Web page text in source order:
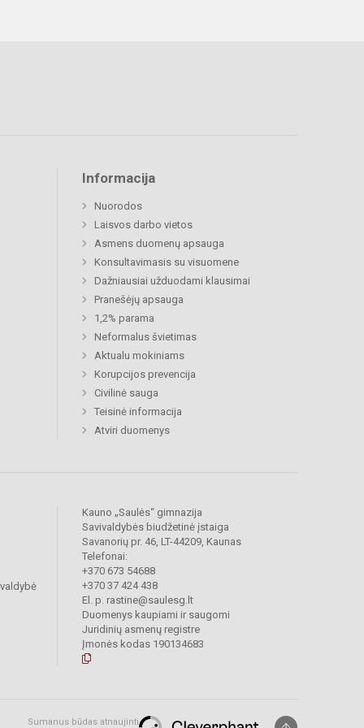
Informacija
Nuorodos
Laisvos darbo vietos
Asmens duomenų apsauga
Konsultavimasis su visuomene
Dažniausiai užduodami klausimai
Pranešėjų apsauga
1,2% parama
Neformalus švietimas
Aktualu mokiniams
Korupcijos prevencija
Civilinė sauga
Teisinė informacija
Atviri duomenys
Kauno „Saulės“ gimnazija
Savivaldybės biudžetinė įstaiga
Savanorių pr. 46, LT-44209, Kaunas
Telefonai:
+370 673 54688
+370 37 424 438
El. p. rastine@saulesg.lt
Duomenys kaupiami ir saugomi
Juridinių asmenų registre
Įmonės kodas 190134683
Sumanus būdas atnaujinti